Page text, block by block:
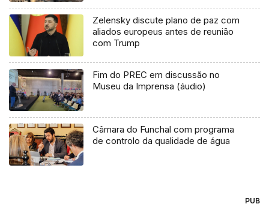
Zelensky discute plano de paz com
aliados europeus antes de reunião
com Trump
Fim do PREC em discussão no
Museu da Imprensa (áudio)
Câmara do Funchal com programa
de controlo da qualidade de água
PUB